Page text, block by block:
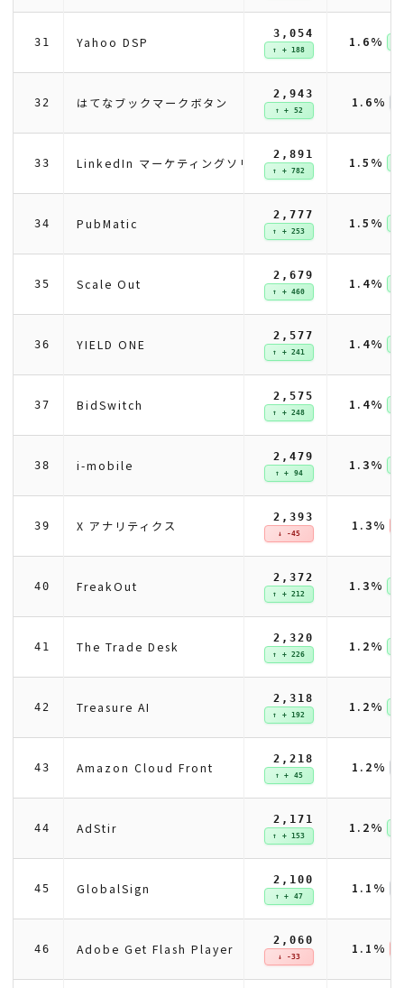
31 Yahoo DSP
3,054
↑ + 188 1.6%
32 はてなブックマークボタン
2,943
↑ + 52 1.6%
33 LinkedIn マーケティングソリューション
2,891
↑ + 782 1.5%
34 PubMatic
2,777
↑ + 253 1.5%
35 Scale Out
2,679
↑ + 460 1.4%
36 YIELD ONE
2,577
↑ + 241 1.4%
37 BidSwitch
2,575
↑ + 248 1.4%
38 i-mobile
2,479
↑ + 94 1.3%
39 X アナリティクス
2,393
↓ -45 1.3%
40 FreakOut
2,372
↑ + 212 1.3%
41 The Trade Desk
2,320
↑ + 226 1.2%
42 Treasure AI
2,318
↑ + 192 1.2%
43 Amazon Cloud Front
2,218
↑ + 45 1.2%
44 AdStir
2,171
↑ + 153 1.2%
45 GlobalSign
2,100
↑ + 47 1.1%
46 Adobe Get Flash Player
2,060
↓ -33 1.1%